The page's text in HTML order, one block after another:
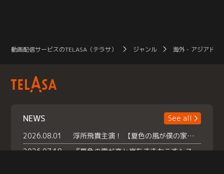
動画配信サービスのTELASA（テラサ） ジャンル 海外・アジアドラ
NEWS
See all
2026.08.01
浮所飛貴主演！ 【夏色の風が僕の家にやってきた】 本日よりテラサで独占配信スタート！
2026.07.18
『夏色の雲が恋と嵐をまきおこす』スペシャルメイキング 【Part1】2026年７月18日（土）23時30分～配信スタート！話題のシーンの裏側を大公開！豪華キャスト大集合！ 『武宮家 真夏の家族会議』開催！